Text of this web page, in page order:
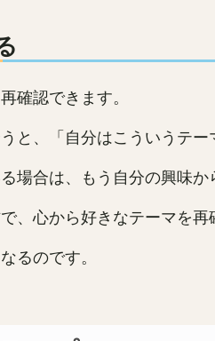
確認できます。
と、「自分はこういうテー
場合は、もう自分の興味か
、心から好きなテーマを再
るのです。